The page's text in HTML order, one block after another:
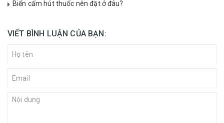
Biển cấm hút thuốc nên đặt ở đâu?
VIẾT BÌNH LUẬN CỦA BẠN: